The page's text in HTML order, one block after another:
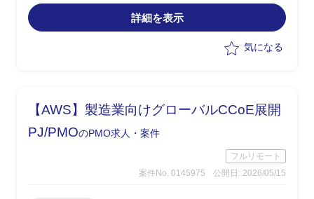
衝、調整、合意形成
・SAP導入プロジェクトの上流工程推進
・若手PM人材の育成、指導
詳細を表示
気になる
【AWS】製造業向けグローバルCCoE展開
PJ/PMOのPMO求人・案件
フルリモート
案件No. 0145975
公開日: 2026/05/15